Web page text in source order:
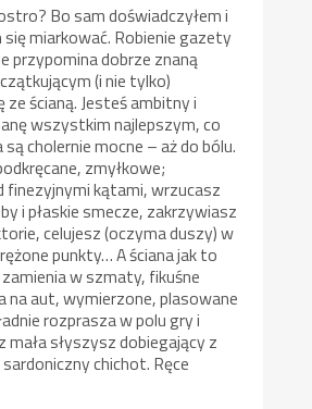
Bo sam doświadczyłem i
miarkować. Robienie gazety
przypomina dobrze znaną
(i nie tylko)
ścianą. Jesteś ambitny i
wszystkim najlepszym, co
cholernie mocne – aż do bólu.
zmyłkowe;
finezyjnymi kątami, wrzucasz
i płaskie smecze, zakrzywiasz
celujesz (oczyma duszy) w
punkty… A ściana jak to
w szmaty, fikuśne
na aut, wymierzone, plasowane
rozprasza w polu gry i
mała słyszysz dobiegający z
chichot. Ręce